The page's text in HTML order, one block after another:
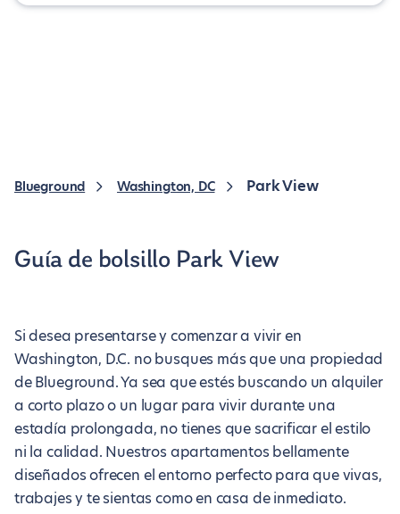
Blueground Washington, DC Park View
Guía de bolsillo Park View
Si desea presentarse y comenzar a vivir en
Washington, D.C. no busques más que una propiedad
de Blueground. Ya sea que estés buscando un alquiler
a corto plazo o un lugar para vivir durante una
estadía prolongada, no tienes que sacrificar el estilo
ni la calidad. Nuestros apartamentos bellamente
diseñados ofrecen el entorno perfecto para que vivas,
trabajes y te sientas como en casa de inmediato.